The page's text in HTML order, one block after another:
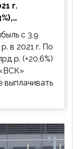
г.
не
с 3,9
в 2021 г. По
р. (+20,6%)
выплачивать